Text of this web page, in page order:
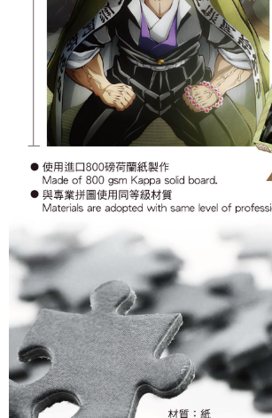
每筆NT$65，滿NT$1,300(含以上)免運費
付款後7-11取貨
每筆NT$65，滿NT$1,300(含以上)免運費
宅配-木棉花樂園專用
每筆NT$100，滿NT$1,300(含以上)免運費
宅配-離島(澎湖/金門/馬祖)-木棉花樂園專用
每筆NT$220
黑貓宅配-貨到付款
每筆NT$150